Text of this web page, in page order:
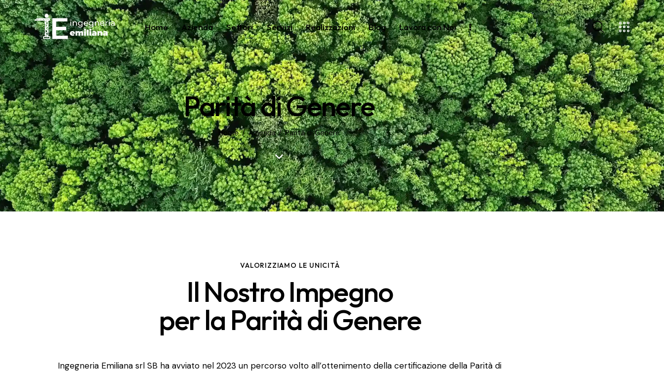
Home Azienda Settori Servizi Realizzazioni Blog Lavora con Noi
Home Azienda Settori Servizi Realizzazioni Blog Lavora con Noi Contatti
Parità di Genere
Home Azienda Parità di Genere
VALORIZZIAMO LE UNICITÀ
Il Nostro Impegno
per la Parità di Genere
Ingegneria Emiliana srl SB ha avviato nel 2023 un percorso volto all’ottenimento della certificazione della Parità di